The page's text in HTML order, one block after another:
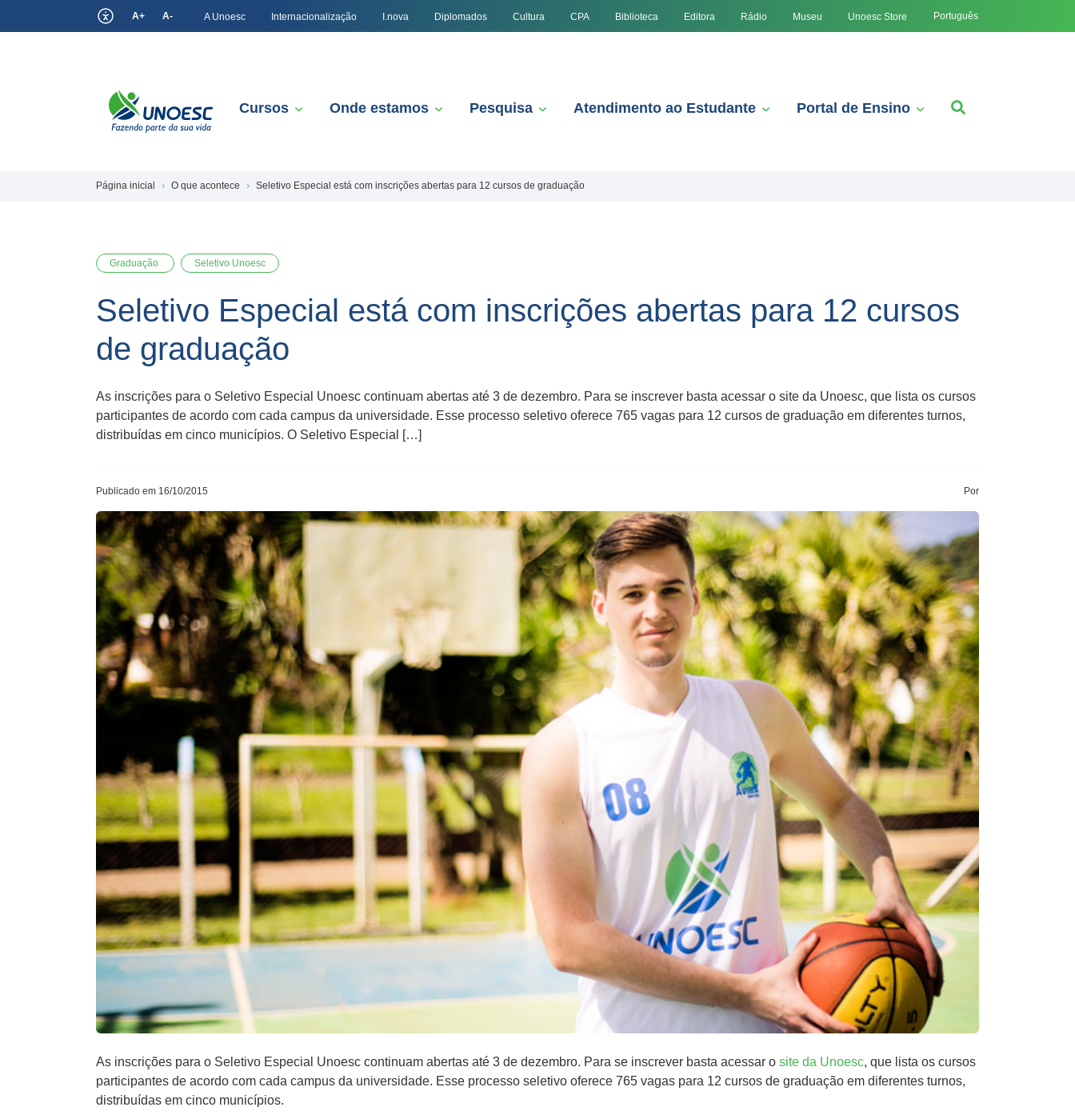
A+ A- A Unoesc Internacionalização I.nova Diplomados Cultura CPA Biblioteca Editora Rádio Museu Unoesc Store Português
Cursos Onde estamos Pesquisa Atendimento ao Estudante Portal de Ensino
Página inicial O que acontece Seletivo Especial está com inscrições abertas para 12 cursos de graduação
Graduação Seletivo Unoesc
Seletivo Especial está com inscrições abertas para 12 cursos
de graduação
As inscrições para o Seletivo Especial Unoesc continuam abertas até 3 de dezembro. Para se inscrever basta acessar o site da Unoesc, que lista os cursos
participantes de acordo com cada campus da universidade. Esse processo seletivo oferece 765 vagas para 12 cursos de graduação em diferentes turnos,
distribuídas em cinco municípios. O Seletivo Especial […]
Publicado em 16/10/2015 Por
As inscrições para o Seletivo Especial Unoesc continuam abertas até 3 de dezembro. Para se inscrever basta acessar o site da Unoesc, que lista os cursos
participantes de acordo com cada campus da universidade. Esse processo seletivo oferece 765 vagas para 12 cursos de graduação em diferentes turnos,
distribuídas em cinco municípios.